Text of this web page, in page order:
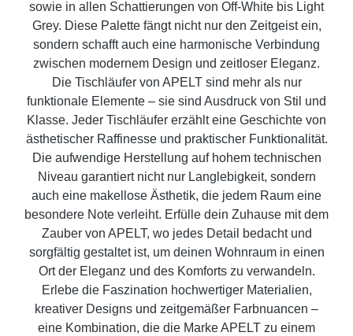
sowie in allen Schattierungen von Off-White bis Light
Grey. Diese Palette fängt nicht nur den Zeitgeist ein,
sondern schafft auch eine harmonische Verbindung
zwischen modernem Design und zeitloser Eleganz.
Die Tischläufer von APELT sind mehr als nur
funktionale Elemente – sie sind Ausdruck von Stil und
Klasse. Jeder Tischläufer erzählt eine Geschichte von
ästhetischer Raffinesse und praktischer Funktionalität.
Die aufwendige Herstellung auf hohem technischen
Niveau garantiert nicht nur Langlebigkeit, sondern
auch eine makellose Ästhetik, die jedem Raum eine
besondere Note verleiht. Erfülle dein Zuhause mit dem
Zauber von APELT, wo jedes Detail bedacht und
sorgfältig gestaltet ist, um deinen Wohnraum in einen
Ort der Eleganz und des Komforts zu verwandeln.
Erlebe die Faszination hochwertiger Materialien,
kreativer Designs und zeitgemäßer Farbnuancen –
eine Kombination, die die Marke APELT zu einem